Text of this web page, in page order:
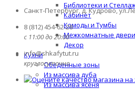
Библиотеки и
Кабинет
Комоды и Тумбы
Межкомнатные двери
Декор
Кухни
Обеденные зоны
Из массива дуба
Из массива ясеня
Санкт-Петербург, д. Кудрово,
8 (812) 454-62-28
с 11:00 до 20:00
info@shkafytut.ru
круглосуточно